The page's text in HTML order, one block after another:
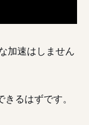
加速はしません
るはずです。